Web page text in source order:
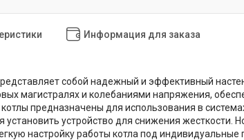
Информация для заказа
собой надежный и эффективный
магистралях и колебаниями напряжения,
предназначены для использования в
установить устройство для снижения жесткости.
настройку работы котла под